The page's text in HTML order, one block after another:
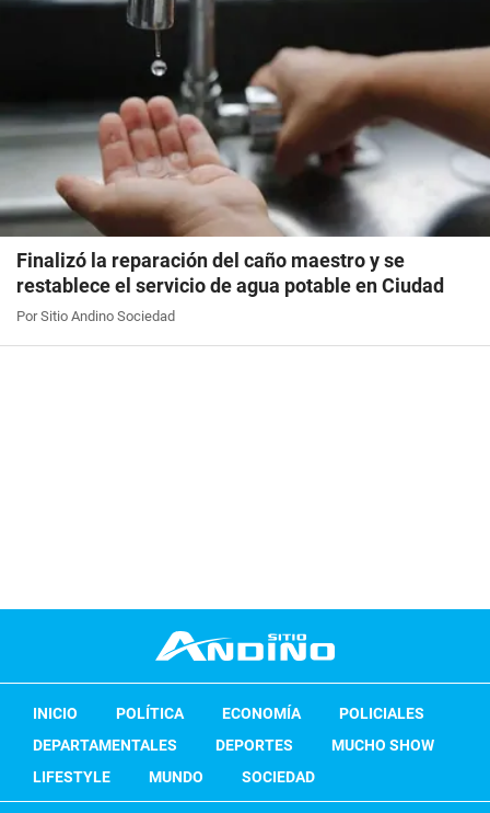
Finalizó la reparación del caño maestro y se
restablece el servicio de agua potable en Ciudad
Por Sitio Andino Sociedad
INICIO POLÍTICA ECONOMÍA
POLICIALES
DEPARTAMENTALES
DEPORTES
MUCHO SHOW
LIFESTYLE
MUNDO SOCIEDAD